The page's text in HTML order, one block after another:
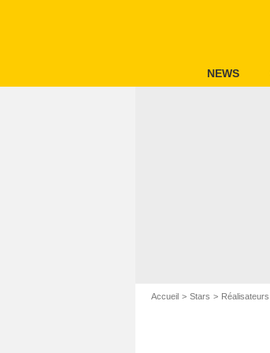
NEWS
Accueil Stars Réalisateurs